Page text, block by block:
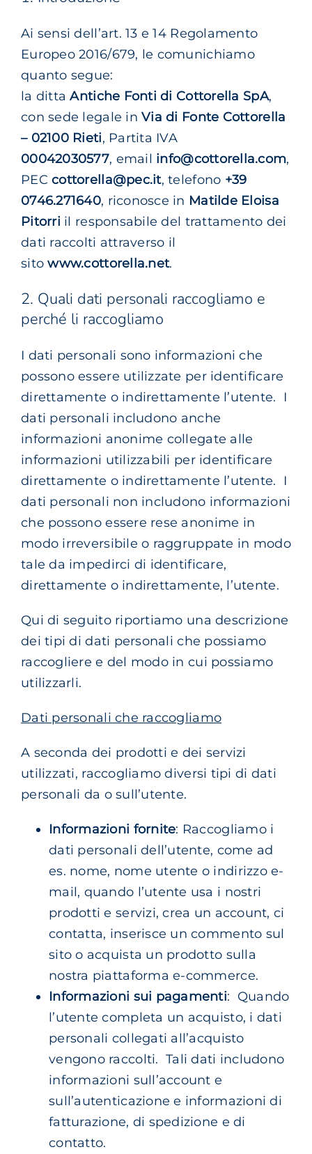
Carrello
EN
Ai sensi dell’art. 13 e 14 Regolamento
Europeo 2016/679, le comunichiamo
quanto segue:
la dittaAntiche Fonti di Cottorella SpA,
con sede legale inVia di Fonte Cottorella
– 02100 Rieti, Partita IVA
00042030577, email info@cottorella.com,
PECcottorella@pec.it, telefono +39
0746.271640, riconosce in Matilde Eloisa
Pitorri il responsabile del trattamento dei
dati raccolti attraverso il
sitowww.cottorella.net.
2. Quali dati personali raccogliamo e
perché li raccogliamo
I dati personali sono informazioni che
possono essere utilizzate per identificare
direttamente o indirettamente l’utente. I
dati personali includono anche
informazioni anonime collegate alle
informazioni utilizzabili per identificare
direttamente o indirettamente l’utente. I
dati personali non includono informazioni
che possono essere rese anonime in
modo irreversibile o raggruppate in modo
tale da impedirci di identificare,
direttamente o indirettamente, l’utente.
Qui di seguito riportiamo una descrizione
dei tipi di dati personali che possiamo
raccogliere e del modo in cui possiamo
utilizzarli.
Dati personali che raccogliamo
A seconda dei prodotti e dei servizi
utilizzati, raccogliamo diversi tipi di dati
personali da o sull’utente.
Informazioni fornite: Raccogliamo i
dati personali dell’utente, come ad
es. nome, nome utente o indirizzo e-
mail, quando l’utente usa i nostri
prodotti e servizi, crea un account, ci
contatta, inserisce un commento sul
sito o acquista un prodotto sulla
nostra piattaforma e-commerce.
Informazioni sui pagamenti: Quando
l’utente completa un acquisto, i dati
personali collegati all’acquisto
vengono raccolti. Tali dati includono
informazioni sull’account e
sull’autenticazione e informazioni di
fatturazione, di spedizione e di
contatto.